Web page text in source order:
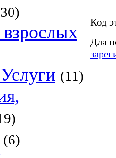
(11)
(6)
Код
Для